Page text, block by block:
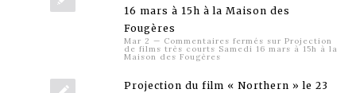
16 mars à 15h à la Maison des
Fougères
Mar 2 — Commentaires fermés sur Projection
de films très courts Samedi 16 mars à 15h à la
Maison des Fougères
Projection du film « Northern » le 23